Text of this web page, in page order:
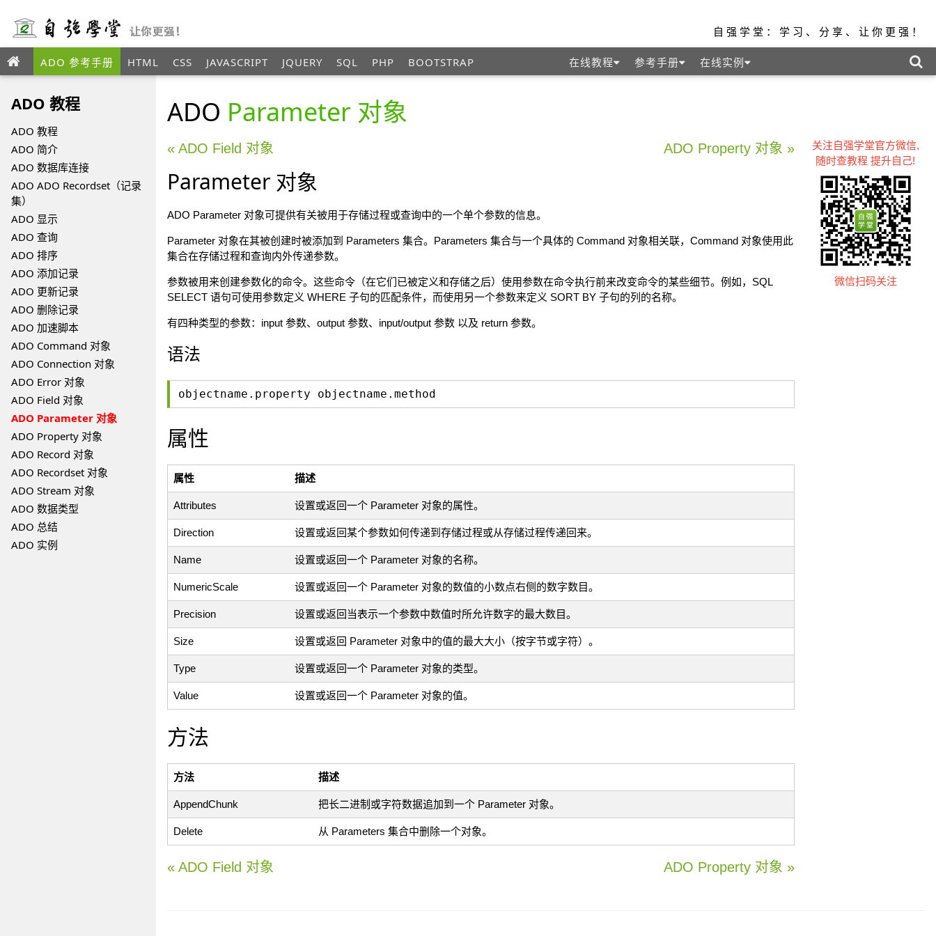
自强学堂：学习、分享、让你更强！
ADO 参考手册 HTML CSS JAVASCRIPT JQUERY SQL PHP BOOTSTRAP 在线教程 参考手册 在线实例
ADO 教程
ADO 教程
ADO 简介
ADO 数据库连接
ADO ADO Recordset（记录
集）
ADO 显示
ADO 查询
ADO 排序
ADO 添加记录
ADO 更新记录
ADO 删除记录
ADO 加速脚本
ADO Command 对象
ADO Connection 对象
ADO Error 对象
ADO Field 对象
ADO Parameter 对象
ADO Property 对象
ADO Record 对象
ADO Recordset 对象
ADO Stream 对象
ADO 数据类型
ADO 总结
ADO 实例
ADO Parameter 对象
« ADO Field 对象 ADO Property 对象 »
Parameter 对象
ADO Parameter 对象可提供有关被用于存储过程或查询中的一个单个参数的信息。
Parameter 对象在其被创建时被添加到 Parameters 集合。Parameters 集合与一个具体的 Command 对象相关联，Command 对象使用此
集合在存储过程和查询内外传递参数。
参数被用来创建参数化的命令。这些命令（在它们已被定义和存储之后）使用参数在命令执行前来改变命令的某些细节。例如，SQL
SELECT 语句可使用参数定义 WHERE 子句的匹配条件，而使用另一个参数来定义 SORT BY 子句的列的名称。
有四种类型的参数：input 参数、output 参数、input/output 参数 以及 return 参数。
语法
objectname.property objectname.method
属性
属性 描述
Attributes 设置或返回一个 Parameter 对象的属性。
Direction 设置或返回某个参数如何传递到存储过程或从存储过程传递回来。
Name 设置或返回一个 Parameter 对象的名称。
NumericScale 设置或返回一个 Parameter 对象的数值的小数点右侧的数字数目。
Precision 设置或返回当表示一个参数中数值时所允许数字的最大数目。
Size 设置或返回 Parameter 对象中的值的最大大小（按字节或字符）。
Type 设置或返回一个 Parameter 对象的类型。
Value 设置或返回一个 Parameter 对象的值。
方法
方法 描述
AppendChunk 把长二进制或字符数据追加到一个 Parameter 对象。
Delete 从 Parameters 集合中删除一个对象。
« ADO Field 对象 ADO Property 对象 »
关注自强学堂官方微信,
随时查教程 提升自己!
微信扫码关注